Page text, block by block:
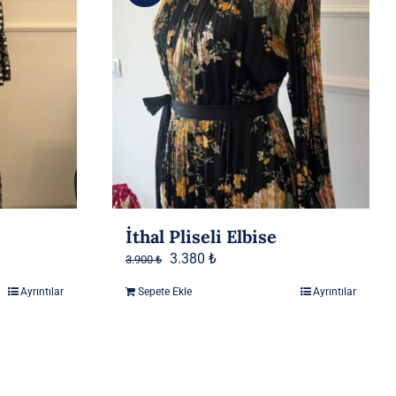
Ayrıntılar
İthal Pliseli Elbise
3.900₺ Orijinal
3.380 ₺Şu
Sepete Ekle Ayrıntılar